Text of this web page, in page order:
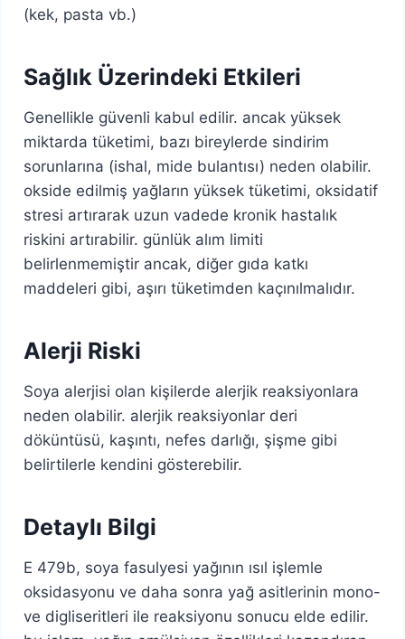
(kek, pasta vb.)
Sağlık Üzerindeki Etkileri
Genellikle güvenli kabul edilir. ancak yüksek
miktarda tüketimi, bazı bireylerde sindirim
sorunlarına (ishal, mide bulantısı) neden olabilir.
okside edilmiş yağların yüksek tüketimi, oksidatif
stresi artırarak uzun vadede kronik hastalık
riskini artırabilir. günlük alım limiti
belirlenmemiştir ancak, diğer gıda katkı
maddeleri gibi, aşırı tüketimden kaçınılmalıdır.
Alerji Riski
Soya alerjisi olan kişilerde alerjik reaksiyonlara
neden olabilir. alerjik reaksiyonlar deri
döküntüsü, kaşıntı, nefes darlığı, şişme gibi
belirtilerle kendini gösterebilir.
Detaylı Bilgi
E 479b, soya fasulyesi yağının ısıl işlemle
oksidasyonu ve daha sonra yağ asitlerinin mono-
ve digliseritleri ile reaksiyonu sonucu elde edilir.